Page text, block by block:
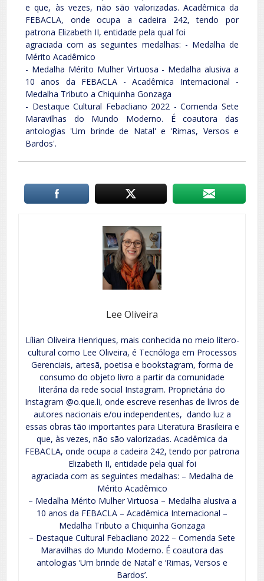
e que, às vezes, não são valorizadas. Acadêmica da
FEBACLA, onde ocupa a cadeira 242, tendo por
patrona Elizabeth II, entidade pela qual foi
agraciada com as seguintes medalhas: - Medalha de
Mérito Acadêmico
- Medalha Mérito Mulher Virtuosa - Medalha alusiva a
10 anos da FEBACLA - Acadêmica Internacional -
Medalha Tributo a Chiquinha Gonzaga
- Destaque Cultural Febacliano 2022 - Comenda Sete
Maravilhas do Mundo Moderno. É coautora das
antologias 'Um brinde de Natal' e 'Rimas, Versos e
Bardos'.
Lee Oliveira
Lílian Oliveira Henriques, mais conhecida no meio lítero-
cultural como Lee Oliveira, é Tecnóloga em Processos
Gerenciais, artesã, poetisa e bookstagram, forma de
consumo do objeto livro a partir da comunidade
literária da rede social Instagram. Proprietária do
Instagram @o.que.li, onde escreve resenhas de livros de
autores nacionais e/ou independentes, dando luz a
essas obras tão importantes para Literatura Brasileira e
que, às vezes, não são valorizadas. Acadêmica da
FEBACLA, onde ocupa a cadeira 242, tendo por patrona
Elizabeth II, entidade pela qual foi
agraciada com as seguintes medalhas: – Medalha de
Mérito Acadêmico
– Medalha Mérito Mulher Virtuosa – Medalha alusiva a
10 anos da FEBACLA – Acadêmica Internacional –
Medalha Tributo a Chiquinha Gonzaga
– Destaque Cultural Febacliano 2022 – Comenda Sete
Maravilhas do Mundo Moderno. É coautora das
antologias ‘Um brinde de Natal’ e ‘Rimas, Versos e
Bardos’.